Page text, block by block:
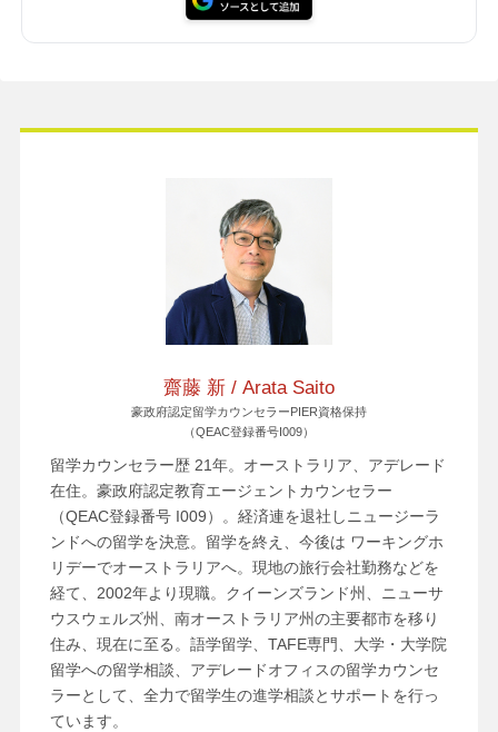
齋藤 新 / Arata Saito
豪政府認定留学カウンセラーPIER資格保持
（QEAC登録番号I009）
留学カウンセラー歴 21年。オーストラリア、アデレード
在住。豪政府認定教育エージェントカウンセラー
（QEAC登録番号 I009）。経済連を退社しニュージーラ
ンドへの留学を決意。留学を終え、今後は ワーキングホ
リデーでオーストラリアへ。現地の旅行会社勤務などを
経て、2002年より現職。クイーンズランド州、ニューサ
ウスウェルズ州、南オーストラリア州の主要都市を移り
住み、現在に至る。語学留学、TAFE専門、大学・大学院
留学への留学相談、アデレードオフィスの留学カウンセ
ラーとして、全力で留学生の進学相談とサポートを行っ
ています。